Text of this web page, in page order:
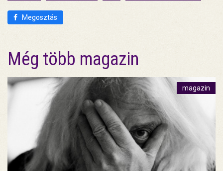
Megosztás
Még több magazin
magazin